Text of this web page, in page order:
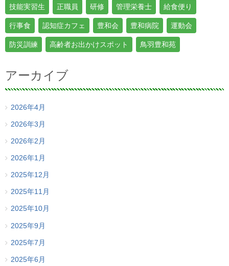
技能実習生 正職員 研修 管理栄養士 給食便り
行事食 認知症カフェ 豊和会 豊和病院 運動会
防災訓練 高齢者お出かけスポット 鳥羽豊和苑
アーカイブ
2026年4月
2026年3月
2026年2月
2026年1月
2025年12月
2025年11月
2025年10月
2025年9月
2025年7月
2025年6月